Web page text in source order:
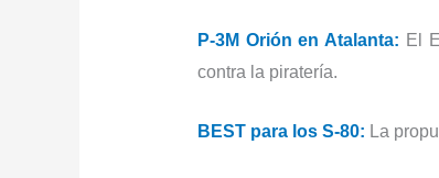
P-3M Orión en Atalanta: El
contra la piratería.
BEST para los S-80: La